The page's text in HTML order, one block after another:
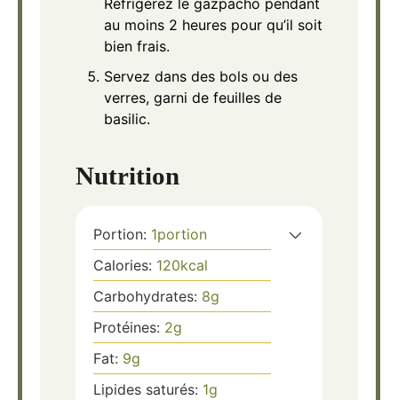
au moins 2 heures pour qu’il soit
bien frais.
Servez dans des bols ou des
verres, garni de feuilles de
basilic.
Nutrition
Portion: 1portion
Calories: 120kcal
Carbohydrates: 8g
Protéines: 2g
Fat: 9g
Lipides saturés: 1g